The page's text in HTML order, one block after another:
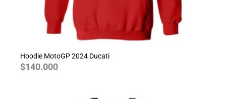
Hoodie MotoGP 2024 Ducati
$140.000